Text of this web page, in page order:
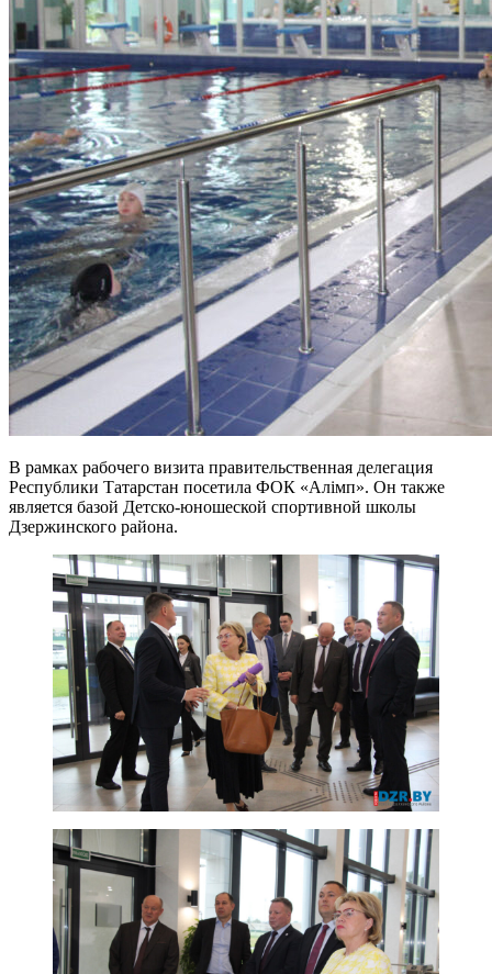
В рамках рабочего визита правительственная делегация
Республики Татарстан посетила ФОК «Алiмп». Он также
является базой Детско-юношеской спортивной школы
Дзержинского района.